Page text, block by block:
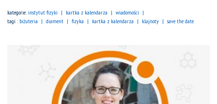
kategorie: instytut fizyki kartka z kalendarza
wiadomości
tagi : biżuteria diament fizyka kartka z kalendarza klajnoty save the date